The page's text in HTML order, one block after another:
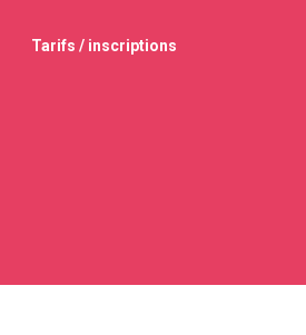
Tarifs / inscriptions